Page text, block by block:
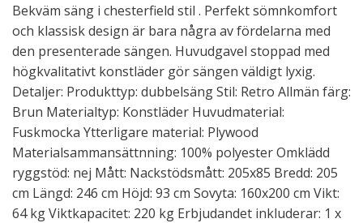
Bekväm säng i chesterfield stil . Perfekt sömnkomfort
och klassisk design är bara några av fördelarna med
den presenterade sängen. Huvudgavel stoppad med
högkvalitativt konstläder gör sängen väldigt lyxig.
Detaljer: Produkttyp: dubbelsäng Stil: Retro Allmän färg:
Brun Materialtyp: Konstläder Huvudmaterial:
Fuskmocka Ytterligare material: Plywood
Materialsammansättnning: 100% polyester Omklädd
ryggstöd: nej Mått: Nackstödsmått: 205x85 Bredd: 205
cm Längd: 246 cm Höjd: 93 cm Sovyta: 160x200 cm Vikt:
64 kg Viktkapacitet: 220 kg Erbjudandet inkluderar: 1 x